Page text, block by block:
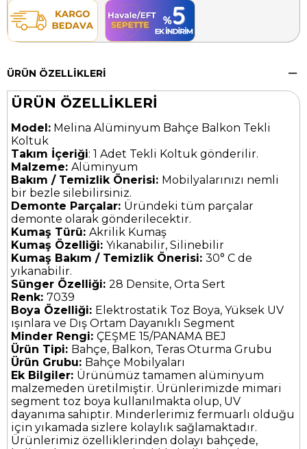
ÜRÜN ÖZELLIKLERI
ÜRÜN ÖZELLİKLERİ
Model: Melina Alüminyum Bahçe Balkon Tekli
Koltuk
Takım İçeriği: 1 Adet Tekli Koltuk gönderilir.
Malzeme: Alüminyum
Bakım / Temizlik Önerisi: Mobilyalarınızı nemli
bir bezle silebilirsiniz.
Demonte Parçalar: Üründeki tüm parçalar
demonte olarak gönderilecektir.
Kumaş Türü: Akrilik Kumaş
Kumaş Özelliği: Yıkanabilir, Silinebilir
Kumaş Bakım / Temizlik Önerisi: 30° C de
yıkanabilir.
Sünger Özelliği: 28 Densite, Orta Sert
Renk: 7039
Boya Özelliği: Elektrostatik Toz Boya, Yüksek UV
ışınlara ve Dış Ortam Dayanıklı Segment
Minder Rengi: ÇEŞME 15/PANAMA BEJ
Ürün Tipi: Bahçe, Balkon, Teras Oturma Grubu
Ürün Grubu: Bahçe Mobilyaları
Ek Bilgiler: Ürünümüz tamamen alüminyum
malzemeden üretilmiştir. Ürünlerimizde mimari
segment toz boya kullanılmakta olup, UV
dayanıma sahiptir. Minderlerimiz fermuarlı olduğu
için yıkamada sizlere kolaylık sağlamaktadır.
Ürünlerimiz özelliklerinden dolayı bahçede,